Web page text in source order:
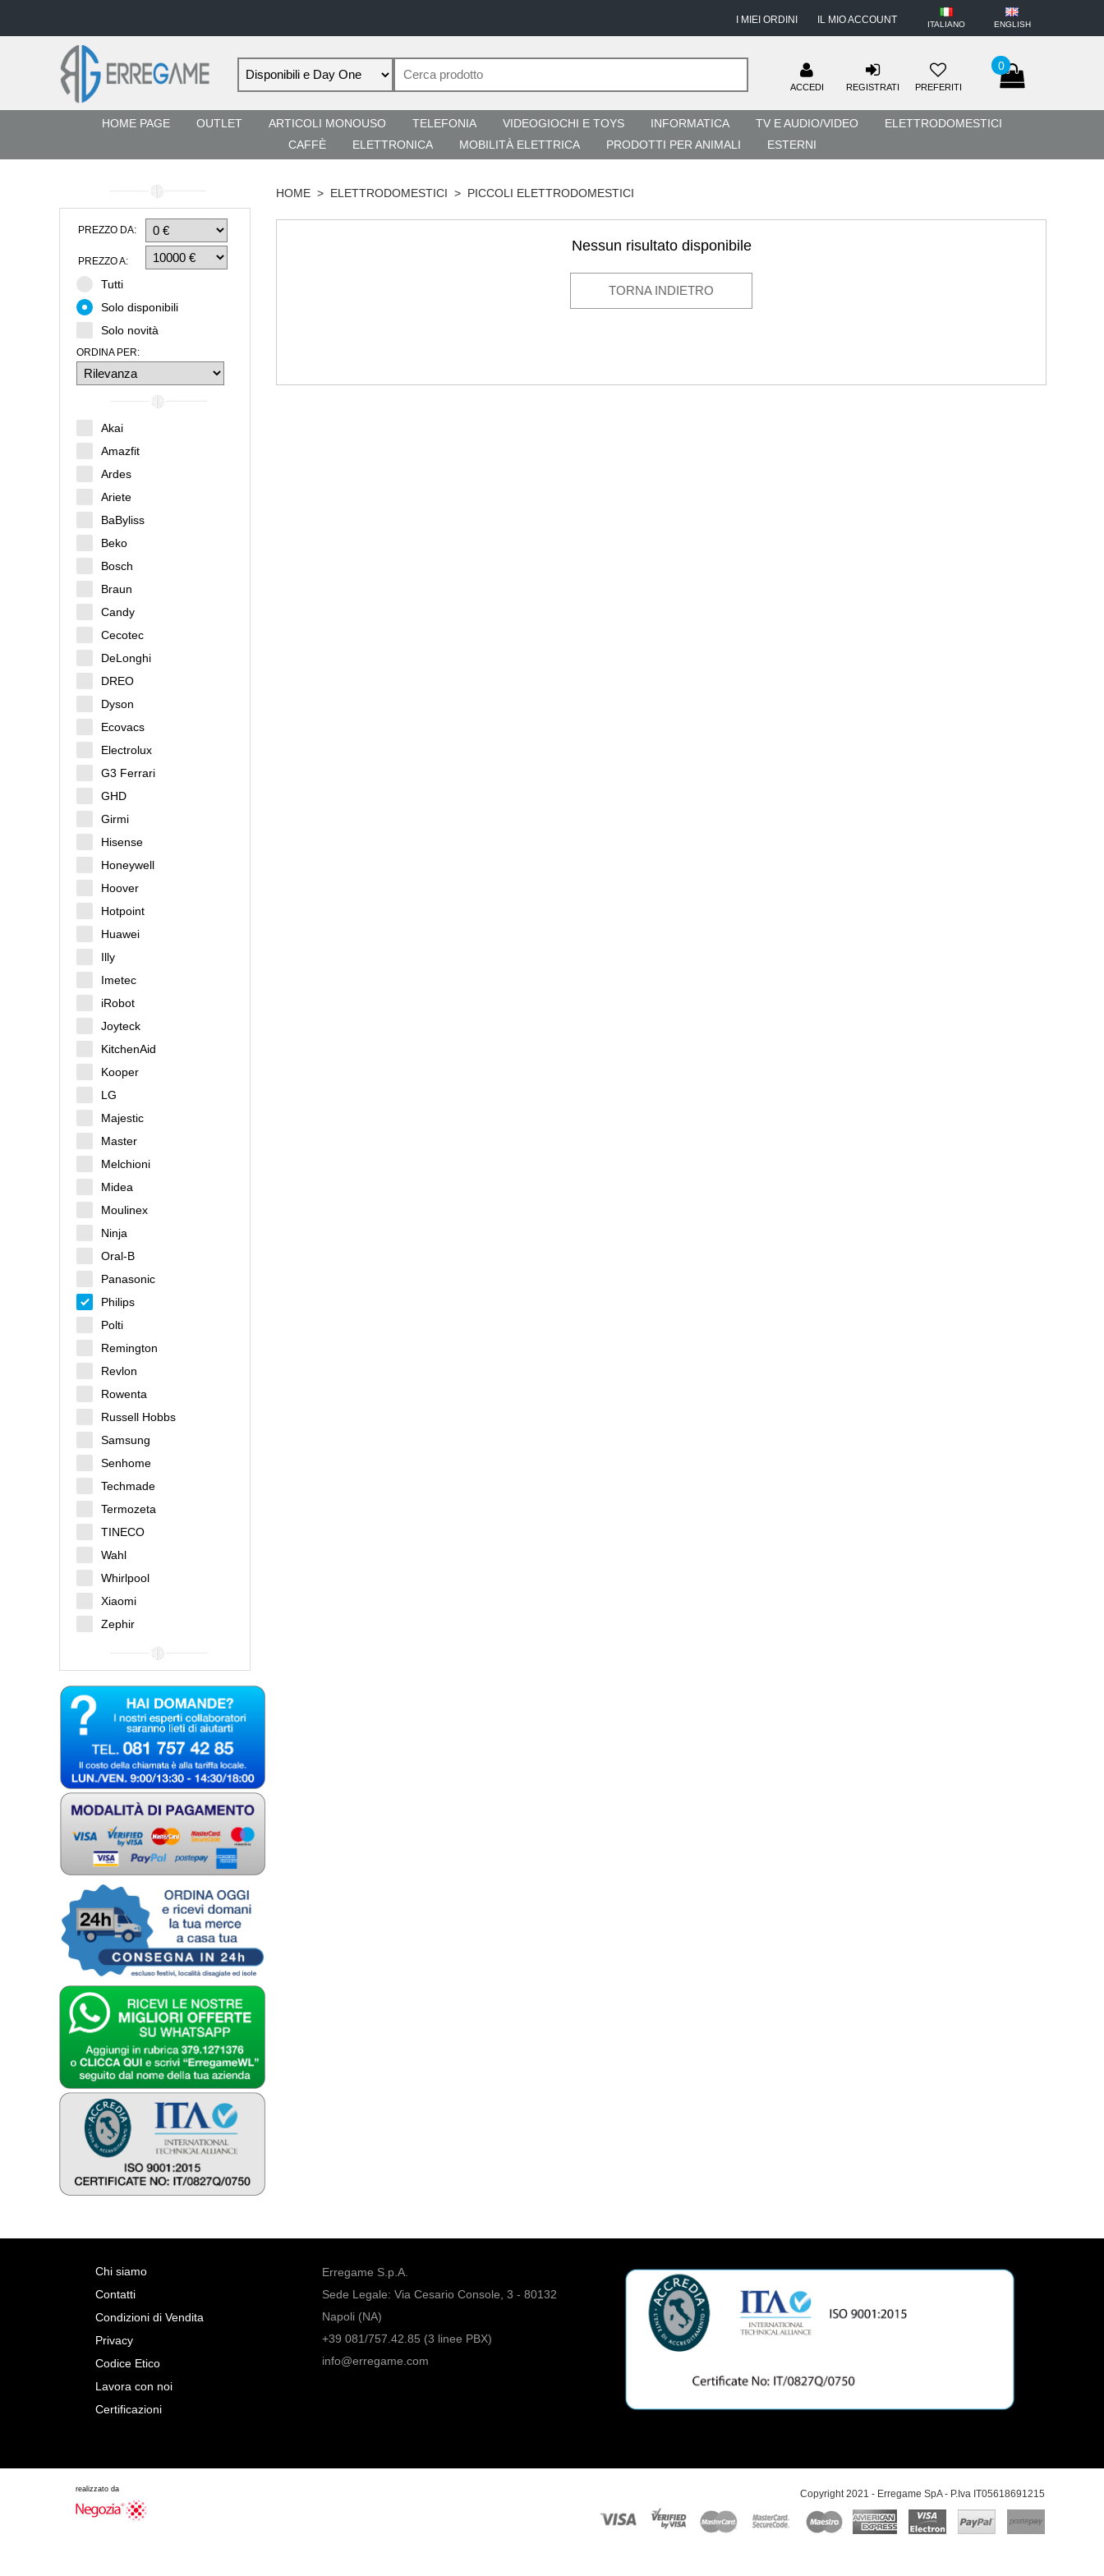
ITALIANO ENGLISH
IL MIO ACCOUNT
I MIEI ORDINI
0
PREFERITI
REGISTRATI
ACCEDI
HOME PAGE OUTLET ARTICOLI MONOUSO TELEFONIA VIDEOGIOCHI E TOYS INFORMATICA TV E AUDIO/VIDEO
ELETTRODOMESTICI
CAFFÈ
ELETTRONICA MOBILITÀ ELETTRICA PRODOTTI PER ANIMALI ESTERNI
PREZZO DA:
PREZZO A:
Tutti
Solo disponibili
Solo novità
ORDINA PER:
Akai
Amazfit
Ardes
Ariete
BaByliss
Beko
Bosch
Braun
Candy
Cecotec
DeLonghi
DREO
Dyson
Ecovacs
Electrolux
G3 Ferrari
GHD
Girmi
Hisense
Honeywell
Hoover
Hotpoint
Huawei
Illy
Imetec
iRobot
Joyteck
KitchenAid
Kooper
LG
Majestic
Master
Melchioni
Midea
Moulinex
Ninja
Oral-B
Panasonic
Philips
Polti
Remington
Revlon
Rowenta
Russell Hobbs
Samsung
Senhome
Techmade
Termozeta
TINECO
Wahl
Whirlpool
Xiaomi
Zephir
HOME > ELETTRODOMESTICI > PICCOLI ELETTRODOMESTICI
Nessun risultato disponibile
TORNA INDIETRO
Chi siamo
Contatti
Condizioni di Vendita
Privacy
Codice Etico
Lavora con noi
Certificazioni
Erregame S.p.A.
Sede Legale: Via Cesario Console, 3 - 80132
Napoli (NA)
+39 081/757.42.85 (3 linee PBX)
info@erregame.com
realizzato da Copyright 2021 - Erregame SpA - P.Iva IT05618691215